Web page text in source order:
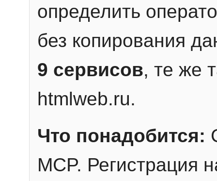
определить
без копирования
9 сервисов, те же
htmlweb.ru.
Что понадобится:
MCP. Регистрация